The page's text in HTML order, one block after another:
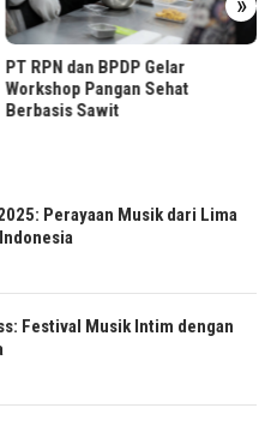
PT RPN dan BPDP Gelar
Workshop Pangan Sehat
Berbasis Sawit
Perayaan Musik dari Lima
Festival Musik Intim dengan